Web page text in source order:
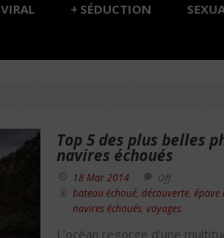
VIRAL SÉDUCTION
+
Top 5 des plus belles
navires échoués
18 Mar 2014
Off
bateau échoué, découverte, épave
navires échoués, voyages
L’océan regorge d’une